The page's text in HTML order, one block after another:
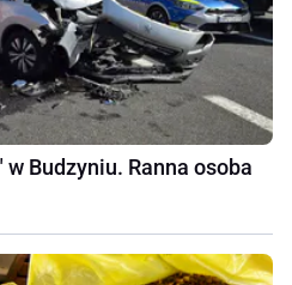
Budzyniu. Ranna osoba